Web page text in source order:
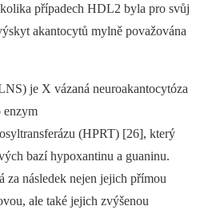
případech HDL2 byla pro svůj
akantocytů mylně považována
je X vázaná neuroakantocytóza
enzym
(HPRT) [26], který
bazí hypoxantinu a guaninu.
následek nejen jejich přímou
ale také jejich zvýšenou